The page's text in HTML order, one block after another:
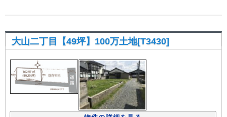
大山二丁目【49坪】100万土地[T3430]